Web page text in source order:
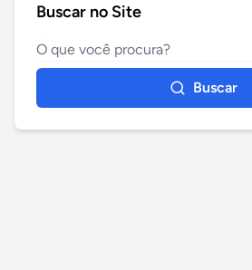
Buscar no Site
Buscar